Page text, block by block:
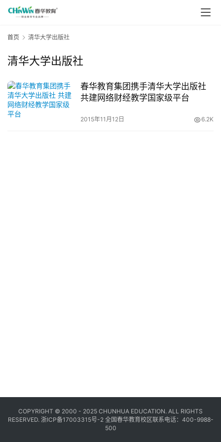
首页 清华大学出版社
清华大学出版社
春华教育集团携手清华大学出版社
共建网络财经教学国家级平台
2015年11月12日 6.2K
COPYRIGHT © 2000 - 2025 CHUNHUA EDUCATION. ALL RIGHTS
RESERVED. 浙ICP备17003315号-2全国春华教育校区联系电话：400-9988-
500